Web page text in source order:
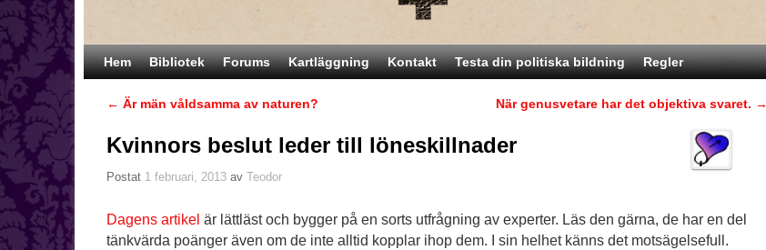
Hoppa till huvudinnehåll
Hoppa till sekundärt innehåll
Hem Bibliotek Forums Kartläggning Kontakt Testa din politiska bildning Regler
Inläggsnavigering
← Är män våldsamma av naturen? När genusvetare har det objektiva svaret. →
Kvinnors beslut leder till löneskillnader
Postat 1 februari, 2013 av Teodor
Dagens artikel är lättläst och bygger på en sorts utfrågning av experter. Läs den gärna, de har en del
tänkvärda poänger även om de inte alltid kopplar ihop dem. I sin helhet känns det motsägelsefull.